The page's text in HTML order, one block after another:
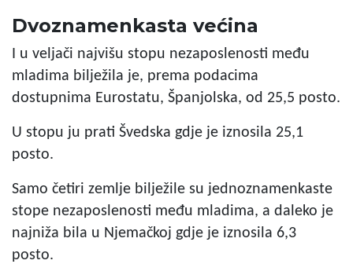
Dvoznamenkasta većina
I u veljači najvišu stopu nezaposlenosti među
mladima bilježila je, prema podacima
dostupnima Eurostatu, Španjolska, od 25,5 posto.
U stopu ju prati Švedska gdje je iznosila 25,1
posto.
Samo četiri zemlje bilježile su jednoznamenkaste
stope nezaposlenosti među mladima, a daleko je
najniža bila u Njemačkoj gdje je iznosila 6,3
posto.